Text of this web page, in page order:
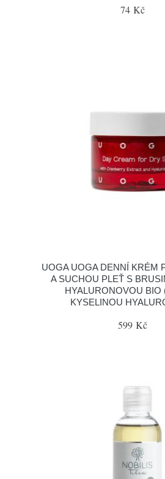
74 Kč
UOGA UOGA DENNÍ KRÉM
A SUCHOU PLEŤ S
HYALURONOVOU BIO
KYSELINOU
599 Kč